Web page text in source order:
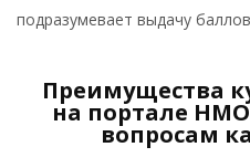
подразумевает выдачу
Преимущества
на портале
вопросам